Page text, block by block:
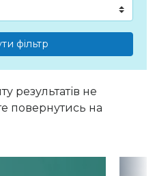
фільтр
результатів не
повернутись на